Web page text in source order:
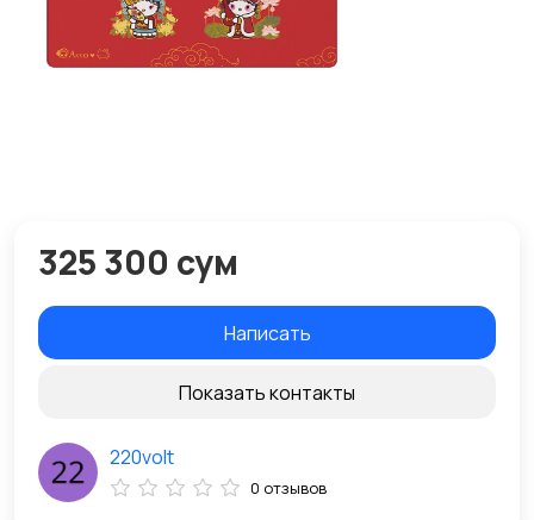
325 300 сум
Написать
Показать контакты
220volt
0 отзывов